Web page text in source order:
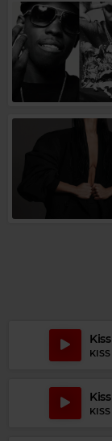
Magic
NAT KING COLE–
MAGIC PARTY MIX–